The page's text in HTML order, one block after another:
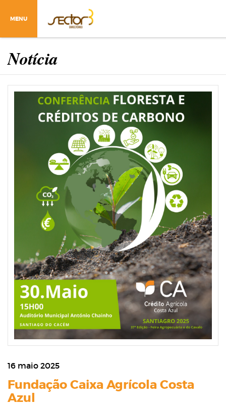
MENU
Notícia
16 maio 2025
Fundação Caixa Agrícola Costa
Azul